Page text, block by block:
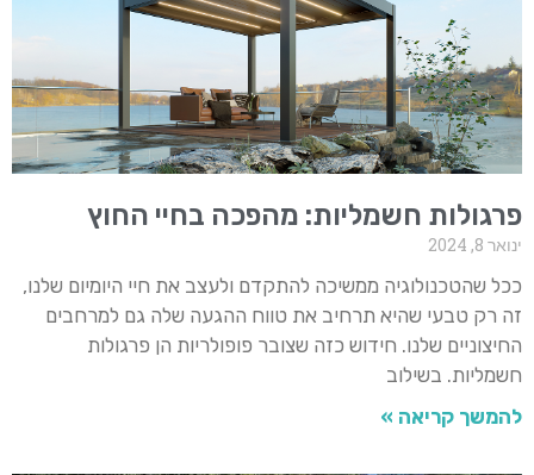
פרגולות חשמליות: מהפכה בחיי החוץ
ינואר 8, 2024
ככל שהטכנולוגיה ממשיכה להתקדם ולעצב את חיי היומיום שלנו,
זה רק טבעי שהיא תרחיב את טווח ההגעה שלה גם למרחבים
החיצוניים שלנו. חידוש כזה שצובר פופולריות הן פרגולות
חשמליות. בשילוב
להמשך קריאה »